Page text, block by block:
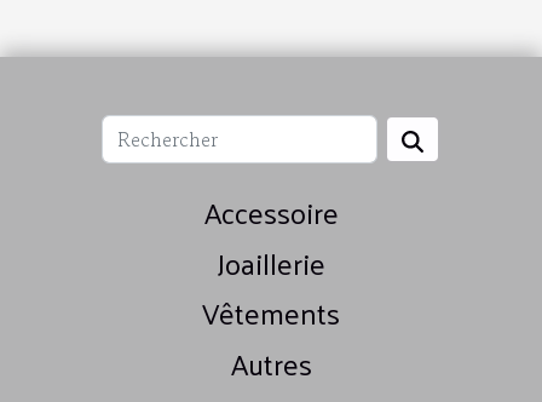
Accessoire
Joaillerie
Vêtements
Autres